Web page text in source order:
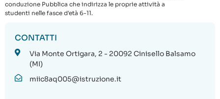
conduzione Pubblica che indirizza le proprie attività a
studenti nelle fasce d'età 6-11.
CONTATTI
Via Monte Ortigara, 2 - 20092 Cinisello Balsamo
(MI)
miic8aq005@istruzione.it